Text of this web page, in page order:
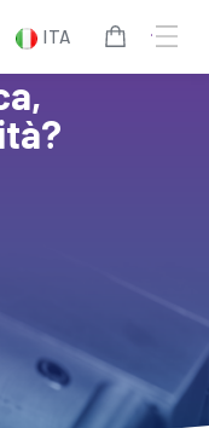
ITA
tra